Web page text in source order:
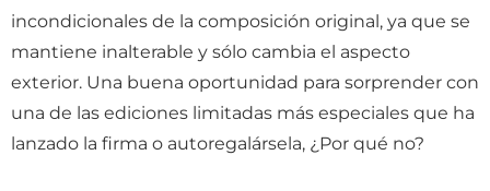
incondicionales de la composición original, ya que se
mantiene inalterable y sólo cambia el aspecto
exterior. Una buena oportunidad para sorprender con
una de las ediciones limitadas más especiales que ha
lanzado la firma o autoregalársela, ¿Por qué no?